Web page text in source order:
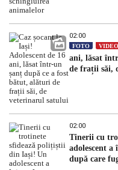
02:00
FOTO VIDEO
ani, lăsat
de frații săi,
02:00
Tinerii cu
adolescent
după care